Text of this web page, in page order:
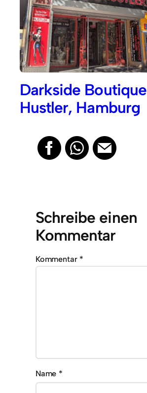
Darkside Boutique
Hustler, Hamburg
Schreibe einen
Kommentar
Kommentar *
Name *